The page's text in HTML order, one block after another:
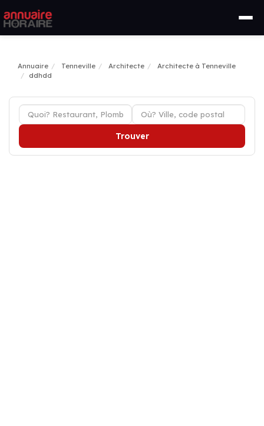
Annuaire Tenneville Architecte
Architecte à Tenneville
ddhdd
Trouver